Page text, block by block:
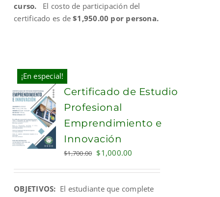
curso.
El costo de participación del
certificado es de$1,950.00 por persona.
¡En especial!
ADD TO
CART
Certificado de Estudio
Profesional
Emprendimiento e
Innovación
$1,700.00 Original
$1,700.00.
$1,000.00
$1,000.00.
OBJETIVOS: El estudiante que complete